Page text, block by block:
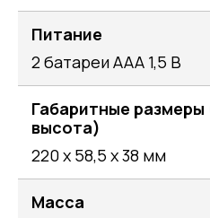
Питание
2 батареи ААА 1,5 В
Габаритные
высота)
220 х 58,5 х 38 мм
Масса